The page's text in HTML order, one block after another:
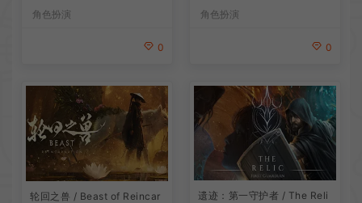
角色扮演
0
角色扮演
0
轮回之兽 / Beast of Reincar
遗迹：第一守护者 / The Reli